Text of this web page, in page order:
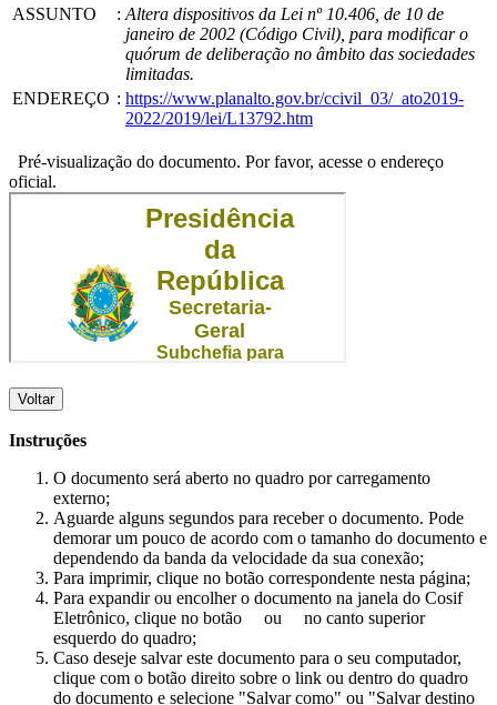
ASSUNTO
: Altera dispositivos da Lei nº 10.406, de 10 de
janeiro de 2002 (Código Civil), para modificar o
quórum de deliberação no âmbito das sociedades
limitadas.
ENDEREÇO : https://www.planalto.gov.br/ccivil_03/_ato2019-
2022/2019/lei/L13792.htm
Pré-visualização do documento. Por favor, acesse o endereço
oficial.
Voltar
Instruções
O documento será aberto no quadro por carregamento
externo;
Aguarde alguns segundos para receber o documento. Pode
demorar um pouco de acordo com o tamanho do documento e
dependendo da banda da velocidade da sua conexão;
Para imprimir, clique no botão correspondente nesta página;
Para expandir ou encolher o documento na janela do Cosif
Eletrônico, clique no botão
ou
no canto superior
esquerdo do quadro;
Caso deseje salvar este documento para o seu computador,
clique com o botão direito sobre o link ou dentro do quadro
do documento e selecione "Salvar como" ou "Salvar destino